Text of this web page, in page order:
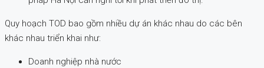
Quy hoạch TOD bao gồm nhiều dự án khác nhau do các bên
khác nhau triển khai như:
Doanh nghiệp nhà nước